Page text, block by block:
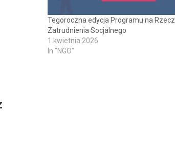
na
Tegoroczna edycja Programu na Rzecz
Zatrudnienia Socjalnego
1 kwietnia 2026
In "NGO"